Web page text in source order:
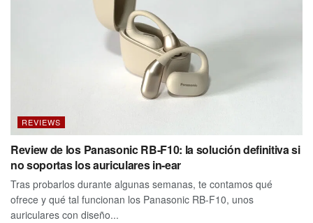
REVIEWS
Review de los Panasonic RB-F10: la solución definitiva si
no soportas los auriculares in-ear
Tras probarlos durante algunas semanas, te contamos qué
ofrece y qué tal funcionan los Panasonic RB-F10, unos
auriculares con diseño...